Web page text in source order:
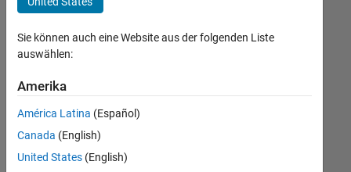
Release Engineering
+1
Derzeit
es
keine
offenen
Stellen,
Sie können auch eine Website aus der folgenden Liste
auswählen:
Amerika
América Latina (Español)
Canada (English)
United States (English)